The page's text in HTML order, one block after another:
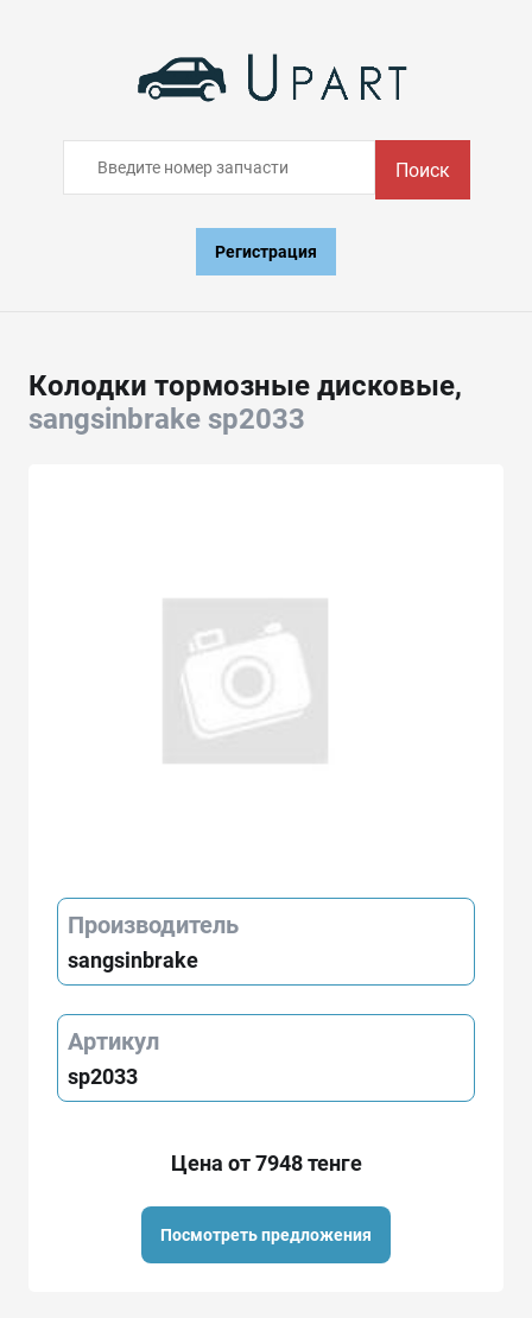
Поиск
Регистрация
Колодки тормозные дисковые,
sangsinbrake sp2033
Производитель
sangsinbrake
Артикул
sp2033
Цена от 7948 тенге
Посмотреть предложения